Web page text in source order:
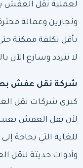
لعملية نقل العفش
ونجارين وعمالة
بأقل تكلفة ممكنة
لا تتردد وسارع الآن
شركة نقل عفش
كبرى شركات نقل
لأن نقل العفش
للغاية التي بحاجة
وأدوات حديثة لنقل